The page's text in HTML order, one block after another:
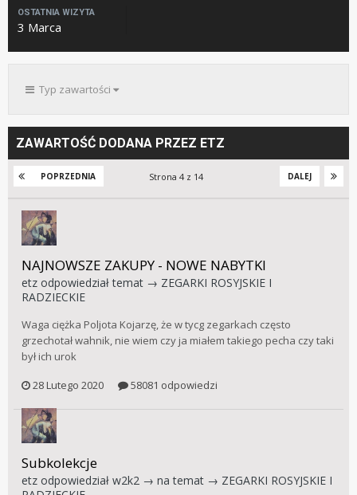
OSTATNIA WIZYTA
3 Marca
Typ zawartości
ZAWARTOŚĆ DODANA PRZEZ ETZ
POPRZEDNIA DALEJ
Strona 4 z 14
NAJNOWSZE ZAKUPY - NOWE NABYTKI
etz odpowiedział temat → ZEGARKI ROSYJSKIE I
RADZIECKIE
Waga ciężka Poljota Kojarzę, że w tycg zegarkach często
grzechotał wahnik, nie wiem czy ja miałem takiego pecha czy taki
był ich urok
28 Lutego 2020
58081 odpowiedzi
Subkolekcje
etz odpowiedział w2k2 → na temat → ZEGARKI ROSYJSKIE I